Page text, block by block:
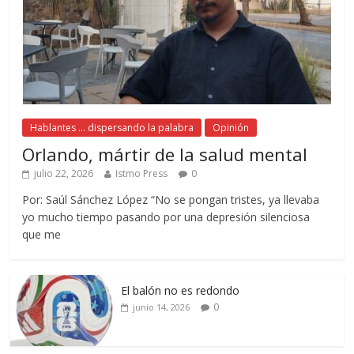
Hablantes ... dispersando la palabra Opinión
Orlando, mártir de la salud mental
julio 22, 2026 Istmo Press 0
Por: Saúl Sánchez López “No se pongan tristes, ya llevaba
yo mucho tiempo pasando por una depresión silenciosa
que me
El balón no es redondo
junio 14, 2026 0